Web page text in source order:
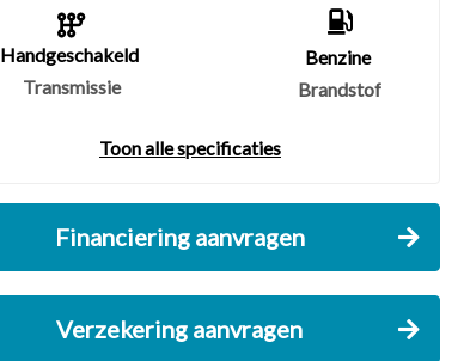
Handgeschakeld
Transmissie
Benzine
Brandstof
Toon alle specificaties
Financiering aanvragen
Verzekering aanvragen